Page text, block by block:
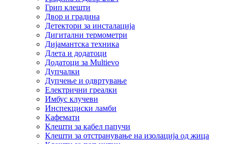
Грип клешти
Двор и градина
Детектори за инсталација
Дигитални термометри
Дијамантска техника
Длета и додатоци
Додатоци за Multievo
Дупчалки
Дупчење и одвртување
Електрични греалки
Имбус клучеви
Инспекциски ламби
Кафемати
Клешти за кабел папучи
Клешти за отстранување на изолација од жица